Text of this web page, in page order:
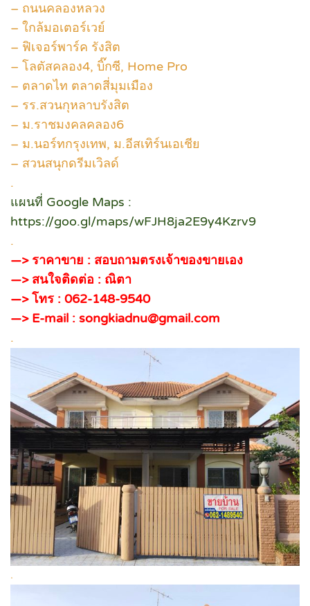
– ถนนคลองหลวง
– ใกล้มอเตอร์เวย์
– ฟิเจอร์พาร์ค รังสิต
– โลตัสคลอง4, บิ๊กซี, Home Pro
– ตลาดไท ตลาดสี่มุมเมือง
– รร.สวนกุหลาบรังสิต
– ม.ราชมงคลคลอง6
– ม.นอร์ทกรุงเทพ, ม.อีสเทิร์นเอเชีย
– สวนสนุกดรีมเวิลด์
.
แผนที่ Google Maps :
https://goo.gl/maps/wFJH8ja2E9y4Kzrv9
.
—> ราคาขาย : สอบถามตรงเจ้าของขายเอง
—> สนใจติดต่อ : ณิตา
—> โทร : 062-148-9540
—> E-mail : songkiadnu@gmail.com
.
.